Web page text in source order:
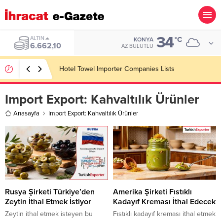
ALTIN
6.662,10
KONYA
AZ BULUTLU 34°C
Hotel Towel Importer Companies Lists
Import Export: Kahvaltılık Ürünler
Anasayfa Import Export: Kahvaltılık Ürünler
Rusya Şirketi Türkiye’den
Zeytin İthal Etmek İstiyor
Zeytin ithal etmek isteyen bu
Amerika Şirketi Fıstıklı
Kadayıf Kreması İthal Edecek
Fıstıklı kadayıf kreması ithal etmek